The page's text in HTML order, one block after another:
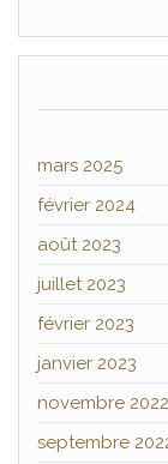
mars 2025
février 2024
août 2023
juillet 2023
février 2023
janvier 2023
novembre 2022
septembre